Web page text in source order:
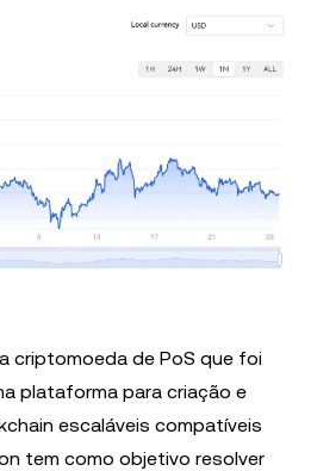
criptomoeda de PoS que foi
plataforma para criação e
escaláveis ​​compatíveis
tem como objetivo resolver